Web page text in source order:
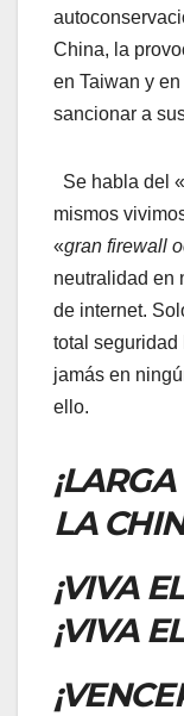
China, la
en Taiwan y
sancionar a
Se habla del «
mismos
«gran firewall
neutralidad en
de internet.
total seguridad
jamás en
ello.
LA
¡VIVA
¡VIVA